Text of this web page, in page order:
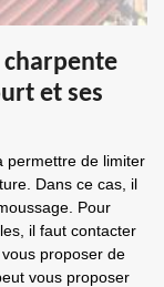
charpente
et ses
permettre de limiter
Dans ce cas, il
Pour
il faut contacter
proposer de
vous proposer